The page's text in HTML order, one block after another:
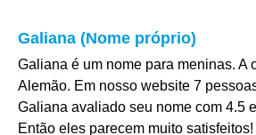
Galiana (Nome próprio)
Galiana é um nome para meninas. A
Alemão. Em nosso website 7
Galiana avaliado seu nome com 4.5
Então eles parecem muito